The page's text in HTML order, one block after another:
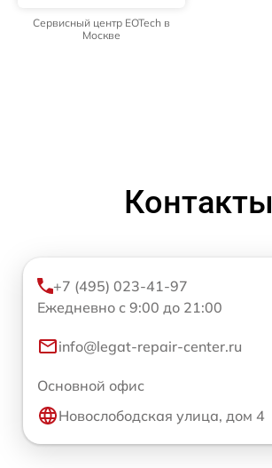
Сервисный центр EOTech в
Москве
Контакты
+7 (495) 023-41-97
Ежедневно с 9:00 до 21:00
info@legat-repair-center.ru
Основной офис
Новослободская улица, дом 4